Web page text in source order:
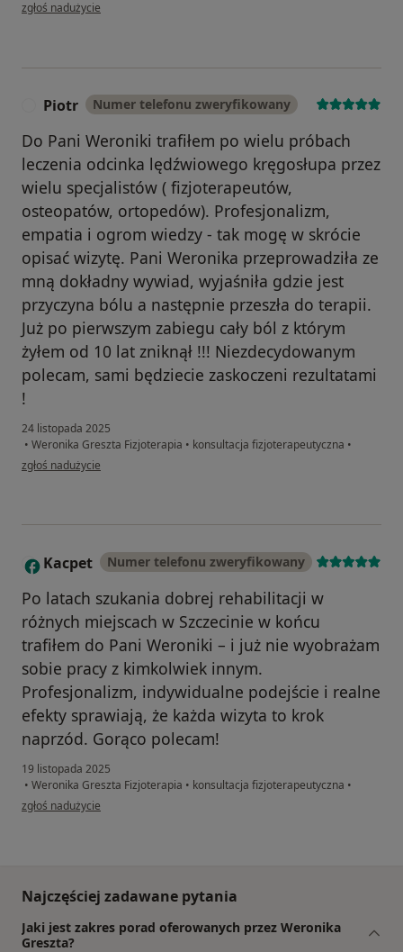
zgłoś nadużycie
Piotr Numer telefonu zweryfikowany
Do Pani Weroniki trafiłem po wielu próbach
leczenia odcinka lędźwiowego kręgosłupa przez
wielu specjalistów ( fizjoterapeutów,
osteopatów, ortopedów). Profesjonalizm,
empatia i ogrom wiedzy - tak mogę w skrócie
opisać wizytę. Pani Weronika przeprowadziła ze
mną dokładny wywiad, wyjaśniła gdzie jest
przyczyna bólu a następnie przeszła do terapii.
Już po pierwszym zabiegu cały ból z którym
żyłem od 10 lat zniknął !!! Niezdecydowanym
polecam, sami będziecie zaskoczeni rezultatami
!
24 listopada 2025
• Weronika Greszta Fizjoterapia • konsultacja fizjoterapeutyczna •
w opinii użytkownika Piotr
zgłoś nadużycie
K Kacpet Numer telefonu zweryfikowany
Po latach szukania dobrej rehabilitacji w
różnych miejscach w Szczecinie w końcu
trafiłem do Pani Weroniki – i już nie wyobrażam
sobie pracy z kimkolwiek innym.
Profesjonalizm, indywidualne podejście i realne
efekty sprawiają, że każda wizyta to krok
naprzód. Gorąco polecam!
19 listopada 2025
• Weronika Greszta Fizjoterapia • konsultacja fizjoterapeutyczna •
w opinii użytkownika Kacpet
zgłoś nadużycie
Najczęściej zadawane pytania
Jaki jest zakres porad oferowanych przez Weronika
Greszta?